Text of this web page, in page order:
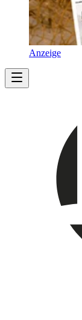
Anzeige